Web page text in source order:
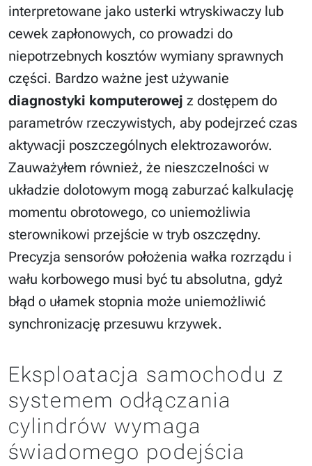
interpretowane jako usterki wtryskiwaczy lub
cewek zapłonowych, co prowadzi do
niepotrzebnych kosztów wymiany sprawnych
części. Bardzo ważne jest używanie
diagnostyki komputerowej z dostępem do
parametrów rzeczywistych, aby podejrzeć czas
aktywacji poszczególnych elektrozaworów.
Zauważyłem również, że nieszczelności w
układzie dolotowym mogą zaburzać kalkulację
momentu obrotowego, co uniemożliwia
sterownikowi przejście w tryb oszczędny.
Precyzja sensorów położenia wałka rozrządu i
wału korbowego musi być tu absolutna, gdyż
błąd o ułamek stopnia może uniemożliwić
synchronizację przesuwu krzywek.
Eksploatacja samochodu z
systemem odłączania
cylindrów wymaga
świadomego podejścia